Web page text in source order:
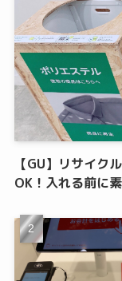
【GU】リサイク
OK！入れる前に